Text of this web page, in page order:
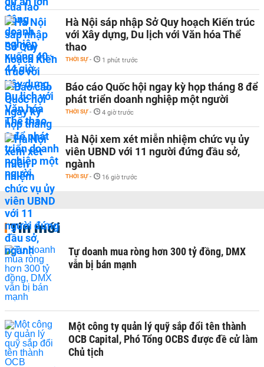
Hà Nội sáp nhập Sở Quy hoạch Kiến trúc
với Xây dựng, Du lịch với Văn hóa Thể
thao
THỜI SỰ - 1 phút trước
Báo cáo Quốc hội ngay kỳ họp tháng 8 để
phát triển doanh nghiệp một người
THỜI SỰ - 4 giờ trước
Hà Nội xem xét miễn nhiệm chức vụ ủy
viên UBND với 11 người đứng đầu sở,
ngành
THỜI SỰ - 16 giờ trước
Tin mới
Tự doanh mua ròng hơn 300 tỷ đồng, DMX
vẫn bị bán mạnh
Một công ty quản lý quỹ sắp đổi tên thành
OCB Capital, Phó Tổng OCBS được đề cử làm
Chủ tịch